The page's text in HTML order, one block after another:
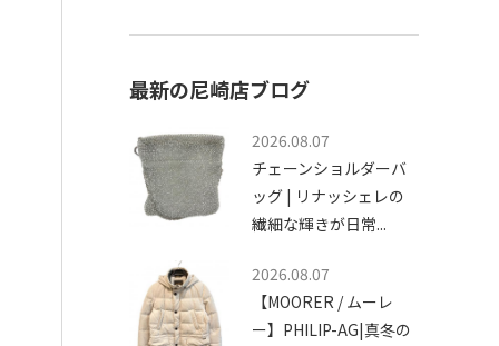
最新の尼崎店ブログ
2026.08.07
チェーンショルダーバ
ッグ | リナッシェレの
繊細な輝きが日常...
2026.08.07
【MOORER / ムーレ
ー】PHILIP-AG|真冬の